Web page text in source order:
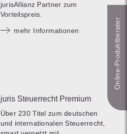
jurisAllianz Partner zum
Vorteilspreis.
mehr Informationen
juris Steuerrecht Premium
Über 230 Titel zum deutschen
und internationalen Steuerrecht,
Online-Produkt­berater